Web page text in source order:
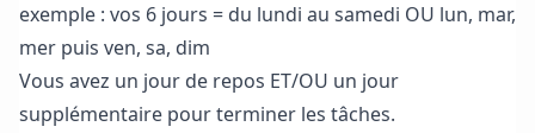
exemple : vos 6 jours = du lundi au samedi OU lun, mar,
mer puis ven, sa, dim
Vous avez un jour de repos ET/OU un jour
supplémentaire pour terminer les tâches.